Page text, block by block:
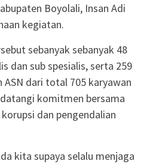
Boyolali, Insan Adi
kegiatan.
sebanyak sebanyak 48
dan sub spesialis, serta 259
ASN dari total 705 karyawan
komitmen bersama
dan pengendalian
kita supaya selalu menjaga